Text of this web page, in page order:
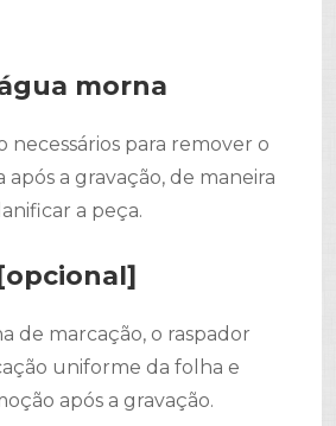
morna
necessários para remover o
após a gravação, de maneira
a peça.
de marcação, o raspador
uniforme da folha e
após a gravação.